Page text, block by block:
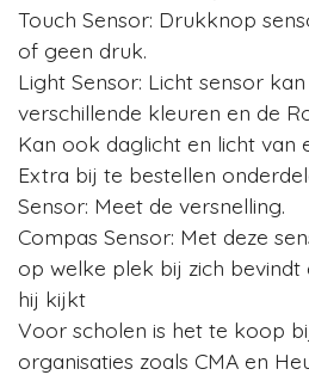
Touch Sensor: Drukknop
of geen druk.
Light Sensor: Licht sensor
verschillende kleuren en de
Kan ook daglicht en licht van
Extra bij te bestellen
Sensor: Meet de versnelling.
Compas Sensor: Met deze
op welke plek bij zich bevindt
hij kijkt
Voor scholen is het te koop
organisaties zoals CMA en